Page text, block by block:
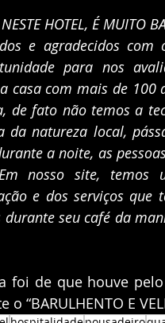
HOTEL, É MUITO
e agradecidos
para nos
casa com mais de
de fato não temos a
natureza local,
a noite, as
nosso site,
e dos serviços que
seu café da
foi de que houve
“BARULHENTO E